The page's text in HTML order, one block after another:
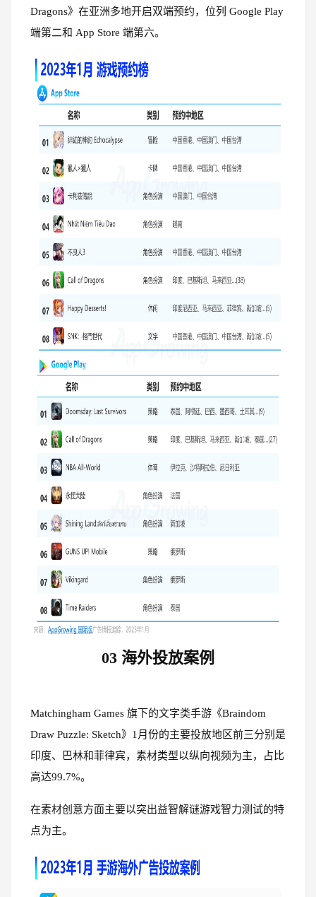
Dragons》在亚洲多地开启双端预约，位列 Google Play
端第二和 App Store 端第六。
03 海外投放案例
Matchingham Games 旗下的文字类手游《Braindom
Draw Puzzle: Sketch》1月份的主要投放地区前三分别是
印度、巴林和菲律宾，素材类型以纵向视频为主，占比
高达99.7%。
在素材创意方面主要以突出益智解谜游戏智力测试的特
点为主。